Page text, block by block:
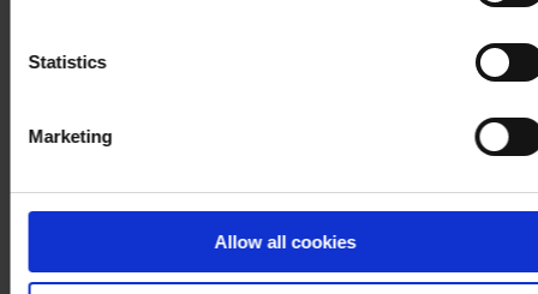
Statistics
Marketing
Allow all cookies